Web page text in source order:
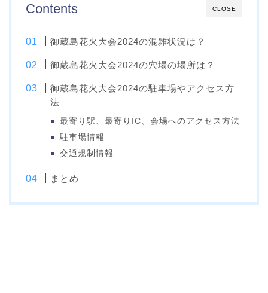
CLOSE
Contents
御蔵島花火大会2024の混雑状況は？
御蔵島花火大会2024の穴場の場所は？
御蔵島花火大会2024の駐車場やアクセス方
法
最寄り駅、最寄りIC、会場へのアクセス方法
駐車場情報
交通規制情報
まとめ